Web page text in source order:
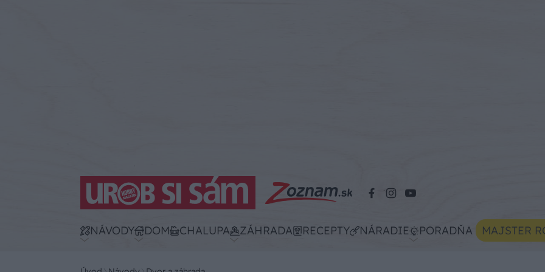
NÁVODY DOM CHALUPA ZÁHRADA RECEPTY NÁRADIE PORADŇA MAJSTER